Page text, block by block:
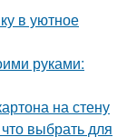
в уютное
руками:
на стену
выбрать для